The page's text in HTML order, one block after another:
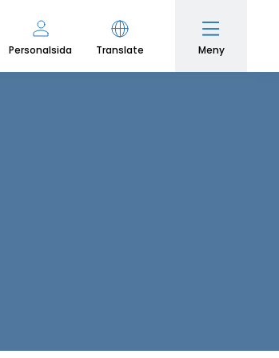
Personalsida Translate Meny